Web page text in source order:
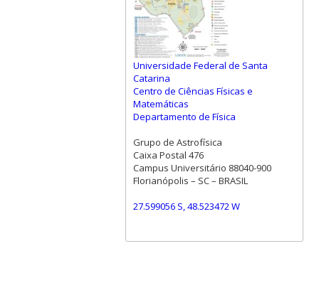
Universidade Federal de Santa
Catarina
Centro de Ciências Físicas e
Matemáticas
Departamento de Física
Grupo de Astrofísica
Caixa Postal 476
Campus Universitário 88040-900
Florianópolis – SC – BRASIL
27.599056 S, 48.523472 W